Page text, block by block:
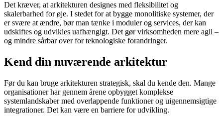
Det kræver, at arkitekturen designes med fleksibilitet og
skalerbarhed for øje. I stedet for at bygge monolitiske systemer, der
er svære at ændre, bør man tænke i moduler og services, der kan
udskiftes og udvikles uafhængigt. Det gør virksomheden mere agil –
og mindre sårbar over for teknologiske forandringer.
Kend din nuværende arkitektur
Før du kan bruge arkitekturen strategisk, skal du kende den. Mange
organisationer har gennem årene opbygget komplekse
systemlandskaber med overlappende funktioner og uigennemsigtige
integrationer. Det kan være en barriere for udvikling.